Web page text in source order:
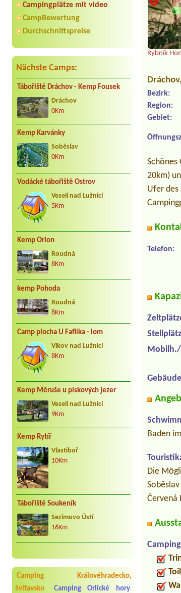
Campingplätze mit video
CampBewertung
Durchschnittspreise
Nächste Camps:
Tábořiště Dráchov - Kemp Fousek
Dráchov
0Km
Kemp Karvánky
Soběslav
0Km
Vodácké tábořiště Ostrov
Veselí nad Lužnicí
5Km
Kemp Orion
Roudná
8Km
kemp Pohoda
Roudná
8Km
Camp plocha U Faflíka - lom
Vlkov nad Lužnicí
8Km
Kemp Měruše u pískových jezer
Veselí nad Lužnicí
9Km
Kemp Rytíř
Vlastiboř
10Km
Tábořiště Soukeník
Sezimovo Ústí
16Km
Camping Královéhradecko,
Svitavsko
Camping Orlické hory
Rybník
Dráchov
Bezirk:
Region:
Gebiet:
Schönes
20km)
Ufer des
Telefon:
Baden
Die
Červená